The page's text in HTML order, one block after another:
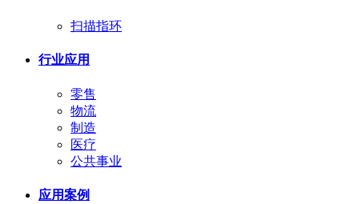
扫描指环
行业应用
零售
物流
制造
医疗
公共事业
应用案例